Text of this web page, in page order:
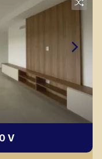
V